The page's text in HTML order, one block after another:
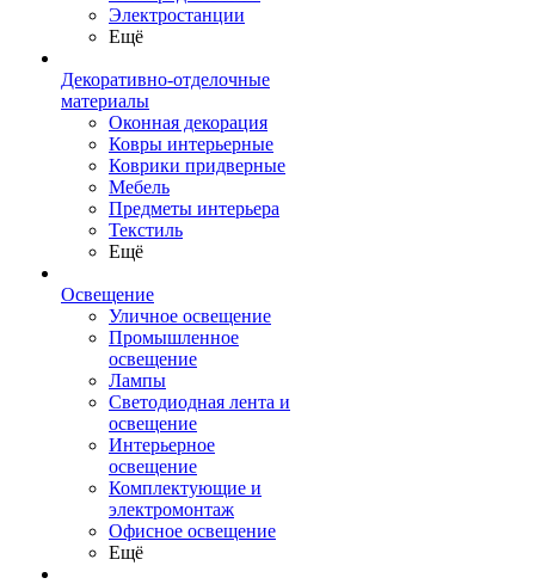
Электростанции
Ещё
Декоративно-отделочные
материалы
Оконная декорация
Ковры интерьерные
Коврики придверные
Мебель
Предметы интерьера
Текстиль
Ещё
Освещение
Уличное освещение
Промышленное
освещение
Лампы
Светодиодная лента и
освещение
Интерьерное
освещение
Комплектующие и
электромонтаж
Офисное освещение
Ещё